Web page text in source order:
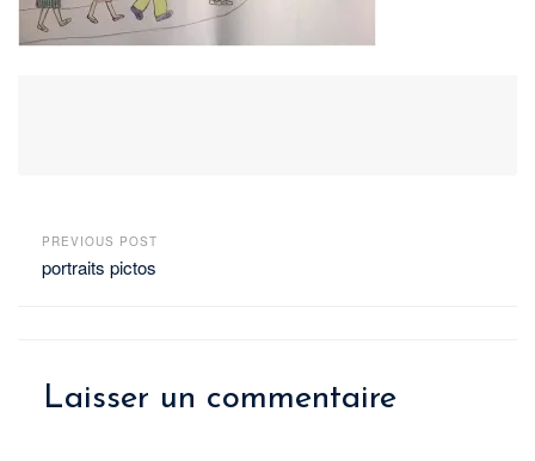
PREVIOUS POST
portraits pictos
Laisser un commentaire